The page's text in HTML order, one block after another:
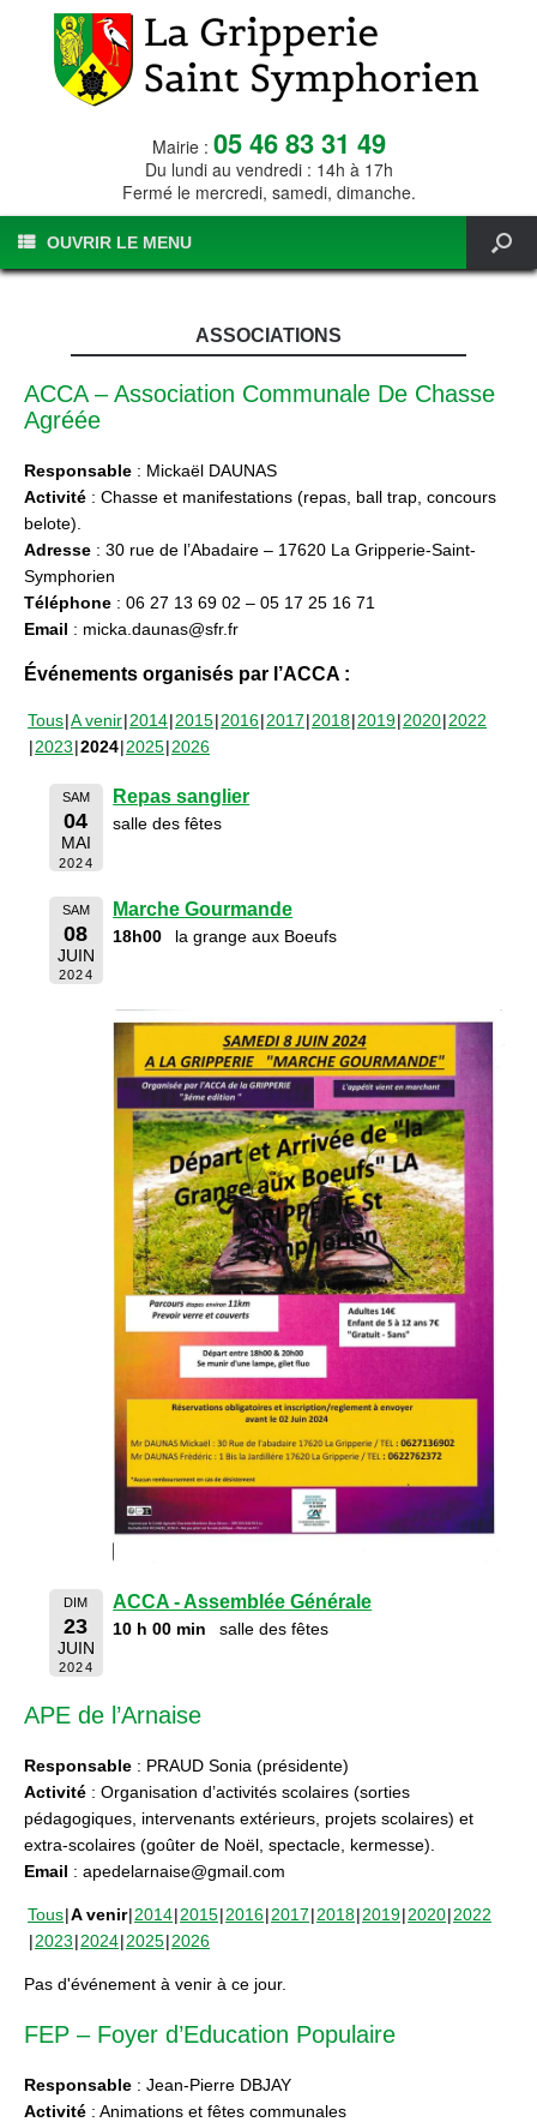
Mairie : 05 46 83 31 49
Du lundi au vendredi : 14h à 17h
Fermé le mercredi, samedi, dimanche.
OUVRIR LE MENU
ASSOCIATIONS
ACCA – Association Communale De Chasse
Agréée
Responsable : Mickaël DAUNAS
Activité : Chasse et manifestations (repas, ball trap, concours
belote).
Adresse : 30 rue de l’Abadaire – 17620 La Gripperie-Saint-
Symphorien
Téléphone : 06 27 13 69 02 – 05 17 25 16 71
Email : micka.daunas@sfr.fr
Événements organisés par l’ACCA :
Tous A venir 2014 2015 2016 2017 2018 2019 2020 2022
2023 2024 2025 2026
SAM
04
MAI
2024
Repas sanglier
salle des fêtes
SAM
08
JUIN
2024
Marche Gourmande
18h00 la grange aux Boeufs
DIM
23
JUIN
2024
ACCA - Assemblée Générale
10 h 00 min salle des fêtes
APE de l’Arnaise
Responsable : PRAUD Sonia (présidente)
Activité : Organisation d’activités scolaires (sorties
pédagogiques, intervenants extérieurs, projets scolaires) et
extra-scolaires (goûter de Noël, spectacle, kermesse).
Email : apedelarnaise@gmail.com
Tous A venir 2014 2015 2016 2017 2018 2019 2020 2022
2023 2024 2025 2026
Pas d'événement à venir à ce jour.
FEP – Foyer d’Education Populaire
Responsable : Jean-Pierre DBJAY
Activité : Animations et fêtes communales